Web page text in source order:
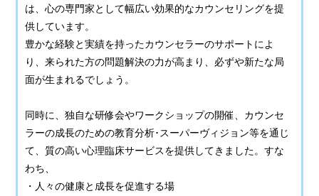
は、心の専門家として幅広い効果的なカウンセリングを提
供しています。
豊かな経験と実績を持ったカウンセラーのサポートによ
り、来られた方の問題解決の力が高まり、必ずや新たな局
面が生まれるでしょう。
同時に、独自な研修会やワークショップの開催、カウンセ
ラーの成長のための教育分析･スーパーヴィジョン等を通じ
て、質の高い心理臨床サービスを提供してきました。すな
わち、
・人々の健康と成長を促進する場